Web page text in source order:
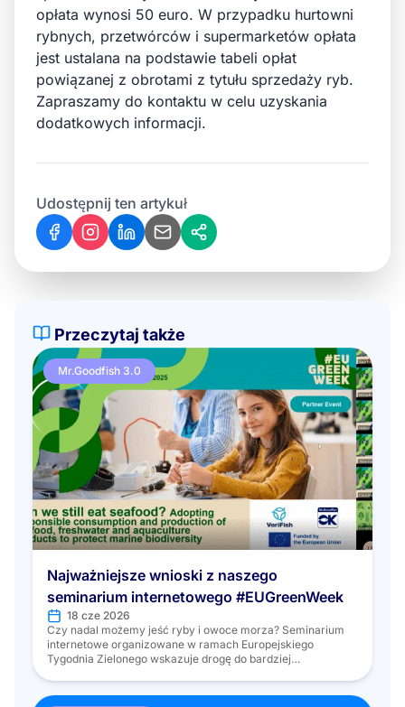
opłata wynosi 50 euro. W przypadku hurtowni
rybnych, przetwórców i supermarketów opłata
jest ustalana na podstawie tabeli opłat
powiązanej z obrotami z tytułu sprzedaży ryb.
Zapraszamy do kontaktu w celu uzyskania
dodatkowych informacji.
Udostępnij ten artykuł
Przeczytaj także
Mr.Goodfish 3.0
Najważniejsze wnioski z naszego
seminarium internetowego #EUGreenWeek
18 cze 2026
Czy nadal możemy jeść ryby i owoce morza? Seminarium
internetowe organizowane w ramach Europejskiego
Tygodnia Zielonego wskazuje drogę do bardziej